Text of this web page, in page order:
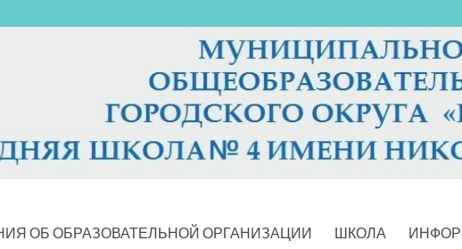
ОБ ОБРАЗОВАТЕЛЬНОЙ ОРГАНИЗАЦИИ ШКОЛА